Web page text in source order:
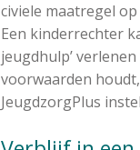
civiele maatregel
Een kinderrechter
jeugdhulp’
voorwaarden
JeugdzorgPlus